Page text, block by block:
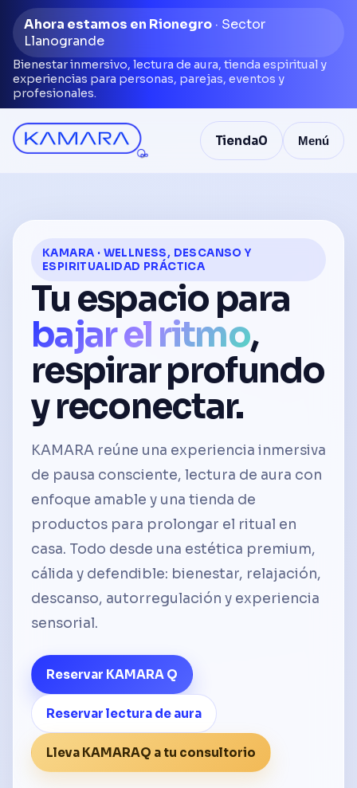
Ahora estamos en Rionegro · Sector
Llanogrande
Bienestar inmersivo, lectura de aura, tienda espiritual y
experiencias para personas, parejas, eventos y
profesionales.
Tienda0 Menú
KAMARA · WELLNESS, DESCANSO Y
ESPIRITUALIDAD PRÁCTICA
Tu espacio para
bajar el ritmo,
respirar profundo
y reconectar.
KAMARA reúne una experiencia inmersiva
de pausa consciente, lectura de aura con
enfoque amable y una tienda de
productos para prolongar el ritual en
casa. Todo desde una estética premium,
cálida y defendible: bienestar, relajación,
descanso, autorregulación y experiencia
sensorial.
Reservar KAMARA Q
Reservar lectura de aura
Lleva KAMARAQ a tu consultorio